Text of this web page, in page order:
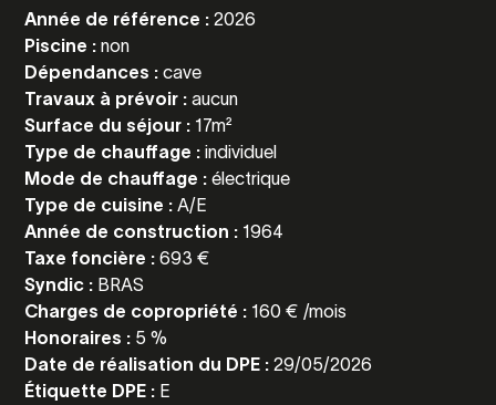
Année de référence :2026
Piscine :non
Dépendances :cave
Travaux à prévoir :aucun
Surface du séjour : 17m²
Type de chauffage :individuel
Mode de chauffage :électrique
Type de cuisine :A/E
Année de construction : 1964
Taxe foncière :693 €
Syndic : BRAS
Charges de copropriété : 160 € /mois
Honoraires : 5 %
Date de réalisation du DPE :29/05/2026
Étiquette DPE : E